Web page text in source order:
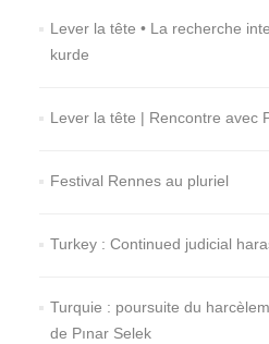
Lever la tête • La recherche
kurde
Lever la tête | Rencontre avec
Festival Rennes au pluriel
Turkey : Continued judicial
Turquie : poursuite du
de Pınar Selek